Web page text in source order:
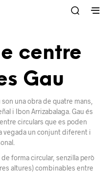
centre
Gau
una obra de quatre mans,
i Ibon Arrizabalaga. Gau és
circulars que es poden
vegada un conjunt diferent i
forma circular, senzilla però
altures) combinables entre